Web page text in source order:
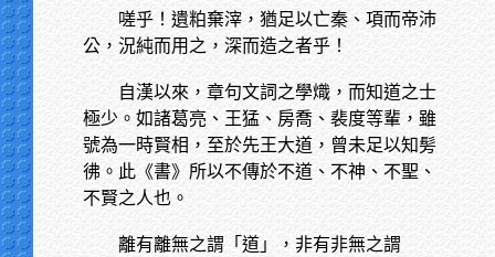
嗟乎！遺粕棄滓，猶足以亡秦、項而帝沛
公，況純而用之，深而造之者乎！
自漢以來，章句文詞之學熾，而知道之士
極少。如諸葛亮、王猛、房喬、裴度等輩，雖
號為一時賢相，至於先王大道，曾未足以知髣
彿。此《書》所以不傳於不道、不神、不聖、
不賢之人也。
離有離無之謂「道」，非有非無之謂